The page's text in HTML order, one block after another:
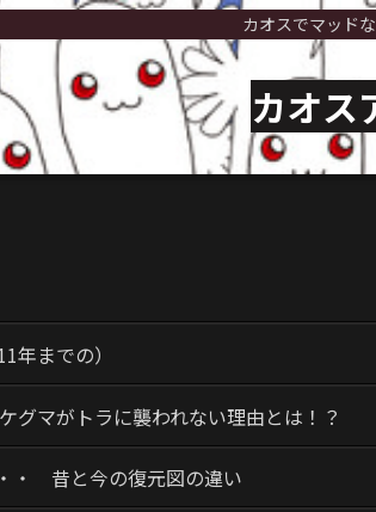
カオスでマッド
カオス
年までの）
グマがトラに襲われない理由とは！？
・ 昔と今の復元図の違い